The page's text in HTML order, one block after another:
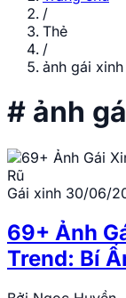
/
Thẻ
/
ảnh gái xinh
# ảnh
Gái xinh 30/06/
69+ Ảnh
Trend: Bí